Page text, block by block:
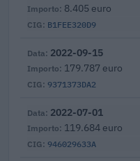
B1FEE320D9
8.405 euro
9371373DA2
2022-09-15
179.787 euro
946029633A
2022-07-01
119.684 euro